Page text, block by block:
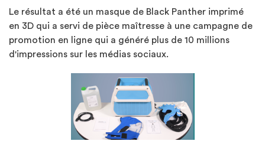
Le résultat a été un masque de Black Panther imprimé
en 3D qui a servi de pièce maîtresse à une campagne de
promotion en ligne qui a généré plus de 10 millions
d'impressions sur les médias sociaux.